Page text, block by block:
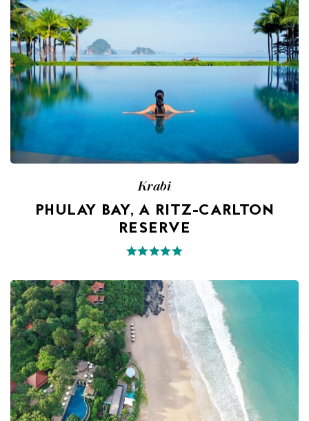
Krabi
PHULAY BAY, A RITZ-CARLTON
RESERVE